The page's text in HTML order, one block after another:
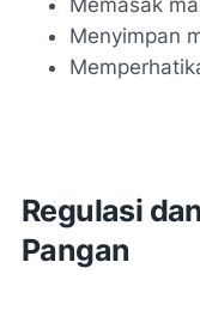
Menyimpan
Regulasi
Pangan